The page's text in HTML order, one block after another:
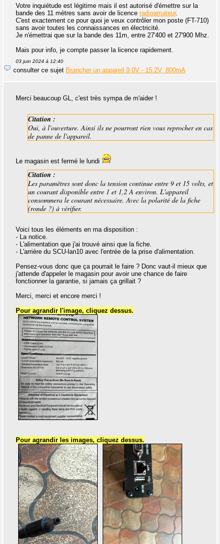
Votre inquiétude est légitime mais il est autorisé d'émettre sur la
bande des 11 mètres sans avoir de licence radioamateur.
C'est exactement ce pour quoi je veux contrôler mon poste (FT-710)
sans avoir toutes les connaissances en électricité.
Je n'émettrai que sur la bande des 11m, entre 27'400 et 27'900 Mhz.
Mais pour info, je compte passer la licence rapidement.
03 juin 2024 à 12:40
consulter ce sujet Brancher un appareil 9.0V - 15.2V, 800mA
Merci beaucoup GL, c'est très sympa de m'aider !
Citation :
Oui, à l'ouverture. Ainsi ils ne pourront rien vous reprocher en cas
de panne de l'appareil.
Le magasin est fermé le lundi
Citation :
Les paramètres sont donc la tension continue entre 9 et 15 volts, et
un courant disponible entre 1 et 1,2 A environ. L'appareil
consommera le courant nécessaire. Avec la polarité de la fiche
(ronde ?) à vérifier.
Voici tous les éléments en ma disposition :
- La notice.
- L'alimentation que j'ai trouvé ainsi que la fiche.
- L'arrière du SCU-lan10 avec l'entrée de la prise d'alimentation.
Pensez-vous donc que ça pourrait le faire ? Donc vaut-il mieux que
j'attende d'appeler le magasin pour avoir une chance de faire
fonctionner la garantie, si jamais ça grillait ?
Merci, merci et encore merci !
Pour agrandir l'image, cliquez dessus.
Pour agrandir les images, cliquez dessus.